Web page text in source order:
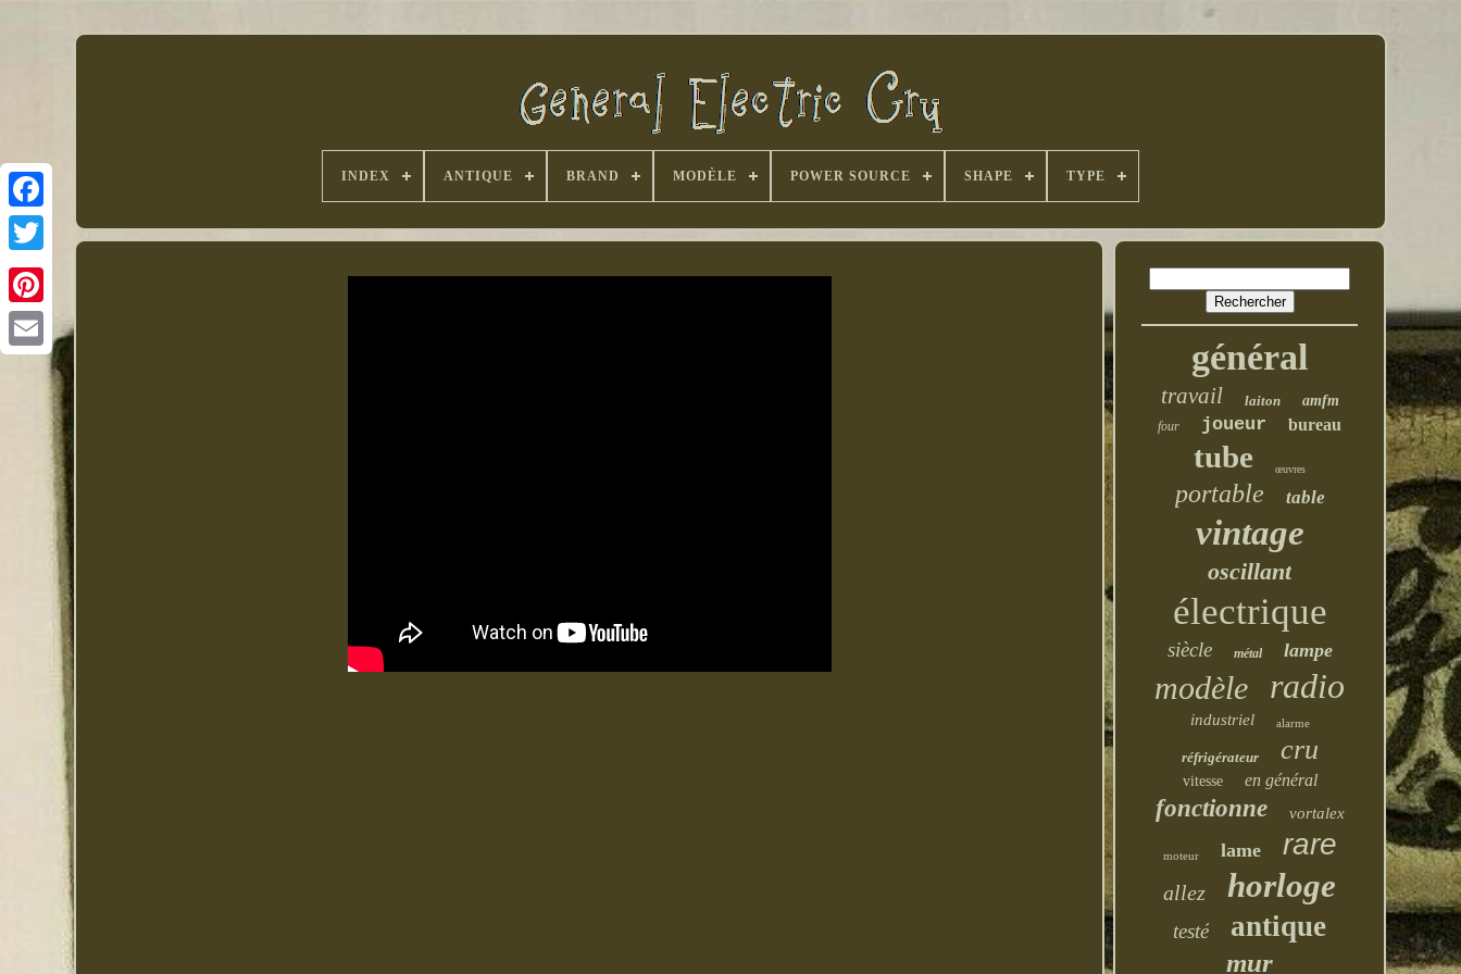
INDEX ANTIQUE BRAND MODÈLE POWER SOURCE SHAPE TYPE
général
travail laiton amfm
four joueur bureau
tube œuvres
portable table
vintage
oscillant
électrique
siècle métal lampe
modèle radio
industriel alarme
réfrigérateur cru
vitesse en général
fonctionne vortalex
moteur lame rare
allez horloge
testé antique
mur